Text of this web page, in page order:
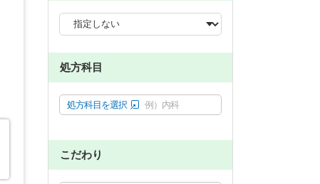
処方科目
処方科目を選択 例）内科
こだわり